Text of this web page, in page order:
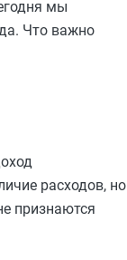
мы
Что важно
расходов, но
признаются